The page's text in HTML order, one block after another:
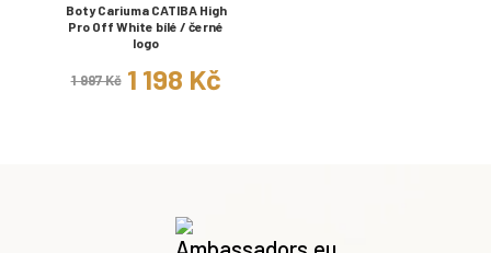
Boty Cariuma CATIBA High
Pro Off White bílé / černé
logo
1 997 Kč 1 198 Kč